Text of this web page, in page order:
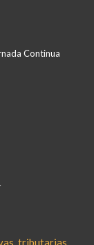
Continua
tributarias